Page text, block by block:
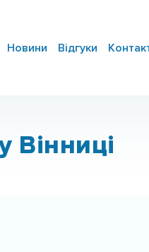
Новини Відгуки
Вінниці